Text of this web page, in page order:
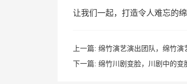
让我们一起，打造令人难忘的
上一篇: 绵竹演艺演出团队，绵竹演
下一篇: 绵竹川剧变脸，川剧中的变